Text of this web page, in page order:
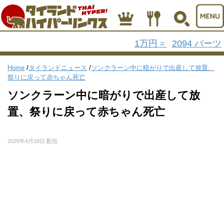
1万円 = 2094 バーツ
Home /タイランドニュース /ソンクラーン中に暗がりで出産して放置、
祭りに戻って赤ちゃん死亡
ソンクラーン中に暗がりで出産して放
置、祭りに戻って赤ちゃん死亡
2025年4月18日 配信